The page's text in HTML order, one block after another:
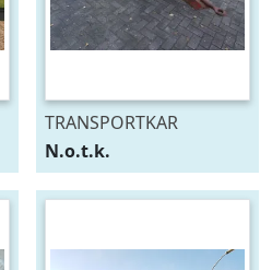
TRANSPORTKAR
N.o.t.k.